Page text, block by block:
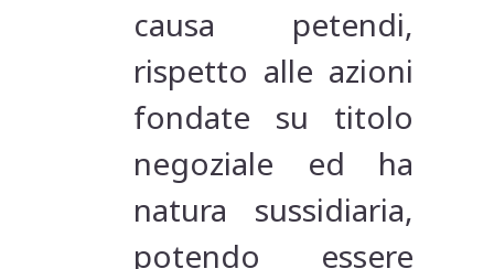
causa petendi,
rispetto alle azioni
fondate su titolo
negoziale ed ha
natura sussidiaria,
potendo essere